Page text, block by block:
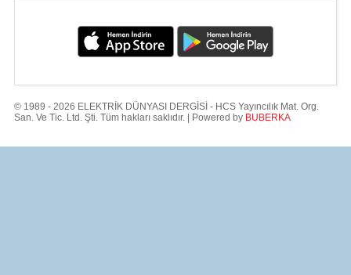
© 1989 - 2026 ELEKTRİK DÜNYASI DERGİSİ - HCS Yayıncılık Mat. Org.
San. Ve Tic. Ltd. Şti. Tüm hakları saklıdır. | Powered by BUBERKA